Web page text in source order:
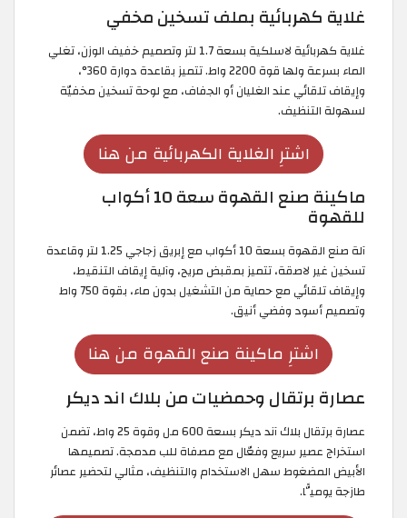
غلاية كهربائية بملف تسخين مخفي
غلاية كهربائية لاسلكية بسعة 1.7 لتر وتصميم خفيف الوزن، تغلي
الماء بسرعة ولها قوة 2200 واط. تتميز بقاعدة دوارة 360°،
وإيقاف تلقائي عند الغليان أو الجفاف، مع لوحة تسخين مخفيّة
لسهولة التنظيف.
اشترِ الغلاية الكهربائية من هنا
ماكينة صنع القهوة سعة 10 أكواب
للقهوة
آلة صنع القهوة بسعة 10 أكواب مع إبريق زجاجي 1.25 لتر وقاعدة
تسخين غير لاصقة، تتميز بمقبض مريح، وآلية إيقاف التنقيط،
وإيقاف تلقائي مع حماية من التشغيل بدون ماء، بقوة 750 واط
وتصميم أسود وفضي أنيق.
اشترِ ماكينة صنع القهوة من هنا
عصارة برتقال وحمضيات من بلاك اند ديكر
عصارة برتقال بلاك آند ديكر بسعة 600 مل وقوة 25 واط، تضمن
استخراج عصير سريع وفعّال مع مصفاة للب مدمجة. تصميمها
الأبيض المضغوط سهل الاستخدام والتنظيف، مثالي لتحضير عصائر
طازجة يوميًّا.